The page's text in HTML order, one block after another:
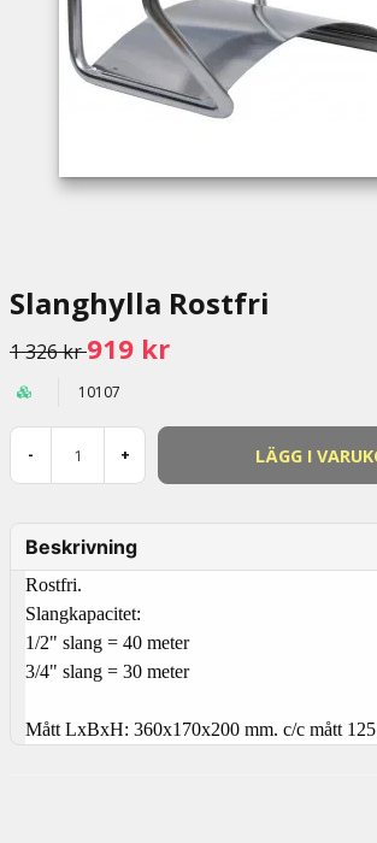
Slanghylla Rostfri
1 326 kr919 kr
10107
- + LÄGG I
Beskrivning
Rostfri.
Slangkapacitet:
1/2" slang = 40 meter
3/4" slang = 30 meter
Mått LxBxH: 360x170x200 mm. c/c mått